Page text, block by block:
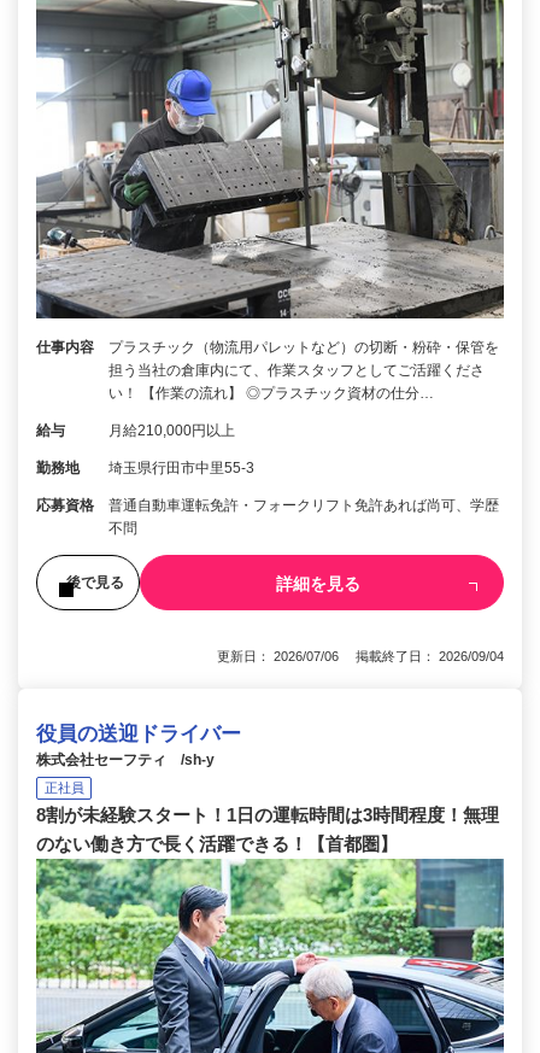
仕事内容
プラスチック（物流用パレットなど）の切断・粉砕・保管を
担う当社の倉庫内にて、作業スタッフとしてご活躍くださ
い！ 【作業の流れ】 ◎プラスチック資材の仕分…
給与 月給210,000円以上
勤務地 埼玉県行田市中里55-3
応募資格
普通自動車運転免許・フォークリフト免許あれば尚可、学歴
不問
後で見る 詳細を見る
更新日： 2026/07/06 掲載終了日： 2026/09/04
役員の送迎ドライバー
株式会社セーフティ /sh-y
正社員
8割が未経験スタート！1日の運転時間は3時間程度！無理
のない働き方で長く活躍できる！【首都圏】